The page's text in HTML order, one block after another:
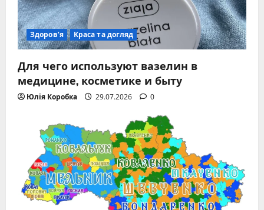
Здоров’я Краса та догляд
Для чего используют вазелин в
медицине, косметике и быту
Юлія Коробка 29.07.2026 0